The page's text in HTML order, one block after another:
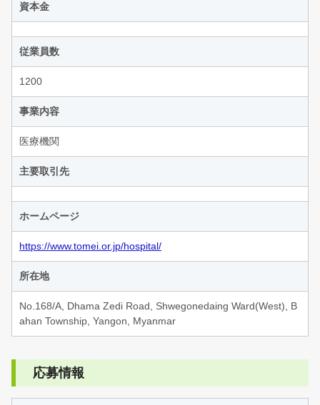
資本金
従業員数
1200
事業内容
医療機関
主要取引先
ホームページ
https://www.tomei.or.jp/hospital/
所在地
No.168/A, Dhama Zedi Road, Shwegonedaing Ward(West), B
ahan Township, Yangon, Myanmar
応募情報